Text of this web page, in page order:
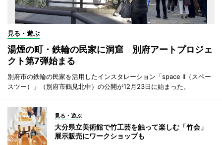
見る・遊ぶ
湯煙の町・鉄輪の民家に洞窟 別府アートプロジェ
クト第7弾始まる
別府市の鉄輪の民家を活用したインスタレーション「space II（スペー
スツー）」（別府市鶴見北中）の公開が12月23日に始まった。
見る・遊ぶ
大分県立美術館で竹工芸を触って楽しむ「竹会」
展示販売にワークショップも